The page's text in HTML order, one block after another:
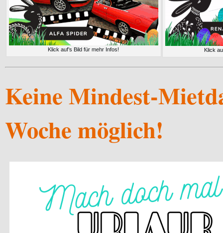
Klick auf’s Bild für mehr Infos! Klick
Keine Mindest-
Woche möglich!